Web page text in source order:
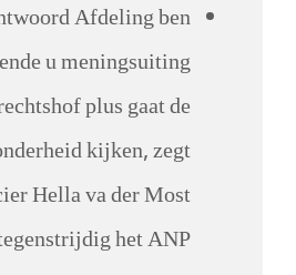
Afdeling ben
u meningsuiting
plus gaat de
kijken, zegt
Hella va der Most
het ANP.